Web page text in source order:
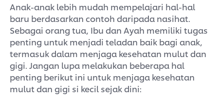
Anak-anak lebih mudah mempelajari hal-hal
baru berdasarkan contoh daripada nasihat.
Sebagai orang tua, Ibu dan Ayah memiliki tugas
penting untuk menjadi teladan baik bagi anak,
termasuk dalam menjaga kesehatan mulut dan
gigi. Jangan lupa melakukan beberapa hal
penting berikut ini untuk menjaga kesehatan
mulut dan gigi si kecil sejak dini: